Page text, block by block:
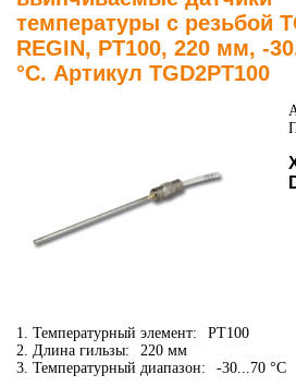
температуры с резьбой
REGIN, PT100, 220 мм, -
°C. Артикул TGD2PT100
1. Температурный элемент:
PT100
2. Длина гильзы:
220 мм
3. Температурный диапазон:
-30...70 °C